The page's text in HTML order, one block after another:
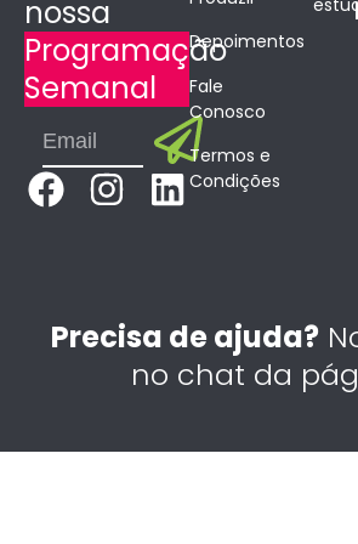
nossa
Programação
Semanal
Email Submit
F
b
k
I
a
a
L
e
d
n
Depoimentos
Fale
Conosco
Termos e
Condições
Precisa de ajuda?
no chat da